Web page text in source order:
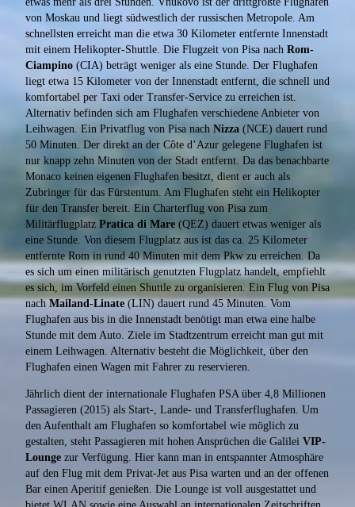
von Moskau und liegt südwestlich der russischen Metropole. Am
schnellsten erreicht man die etwa 30 Kilometer entfernte Innenstadt
mit einem Helikopter-Shuttle. Die Flugzeit von Pisa nach Rom-
Ciampino (CIA) beträgt weniger als eine Stunde. Der Flughafen
liegt etwa 15 Kilometer von der Innenstadt entfernt, die schnell und
komfortabel per Taxi oder Transfer-Service zu erreichen ist.
Alternativ befinden sich am Flughafen verschiedene Anbieter von
Leihwagen. Ein Privatflug von Pisa nach Nizza (NCE) dauert rund
50 Minuten. Der direkt an der Côte d’Azur gelegene Flughafen ist
nur knapp zehn Minuten von der Stadt entfernt. Da das benachbarte
Monaco keinen eigenen Flughafen besitzt, dient er auch als
Zubringer für das Fürstentum. Am Flughafen steht ein Helikopter
für den Transfer bereit. Ein Charterflug von Pisa zum
Militärflugplatz Pratica di Mare (QEZ) dauert etwas weniger als
eine Stunde. Von diesem Flugplatz aus ist das ca. 25 Kilometer
entfernte Rom in rund 40 Minuten mit dem Pkw zu erreichen. Da
es sich um einen militärisch genutzten Flugplatz handelt, empfiehlt
es sich, im Vorfeld einen Shuttle zu organisieren. Ein Flug von Pisa
nach Mailand-Linate (LIN) dauert rund 45 Minuten. Vom
Flughafen aus bis in die Innenstadt benötigt man etwa eine halbe
Stunde mit dem Auto. Ziele im Stadtzentrum erreicht man gut mit
einem Leihwagen. Alternativ besteht die Möglichkeit, über den
Flughafen einen Wagen mit Fahrer zu reservieren.
Jährlich dient der internationale Flughafen PSA über 4,8 Millionen
Passagieren (2015) als Start-, Lande- und Transferflughafen. Um
den Aufenthalt am Flughafen so komfortabel wie möglich zu
gestalten, steht Passagieren mit hohen Ansprüchen die Galilei VIP-
Lounge zur Verfügung. Hier kann man in entspannter Atmosphäre
auf den Flug mit dem Privat-Jet aus Pisa warten und an der offenen
Bar einen Aperitif genießen. Die Lounge ist voll ausgestattet und